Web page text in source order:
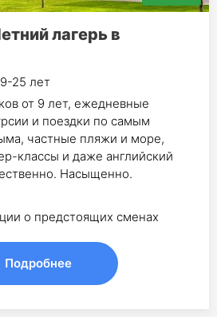
лагерь в
9-25 лет
от 9 лет, ежедневные
и поездки по самым
частные пляжи и море,
классы и даже английский
Насыщенно.
о предстоящих сменах
Подробнее